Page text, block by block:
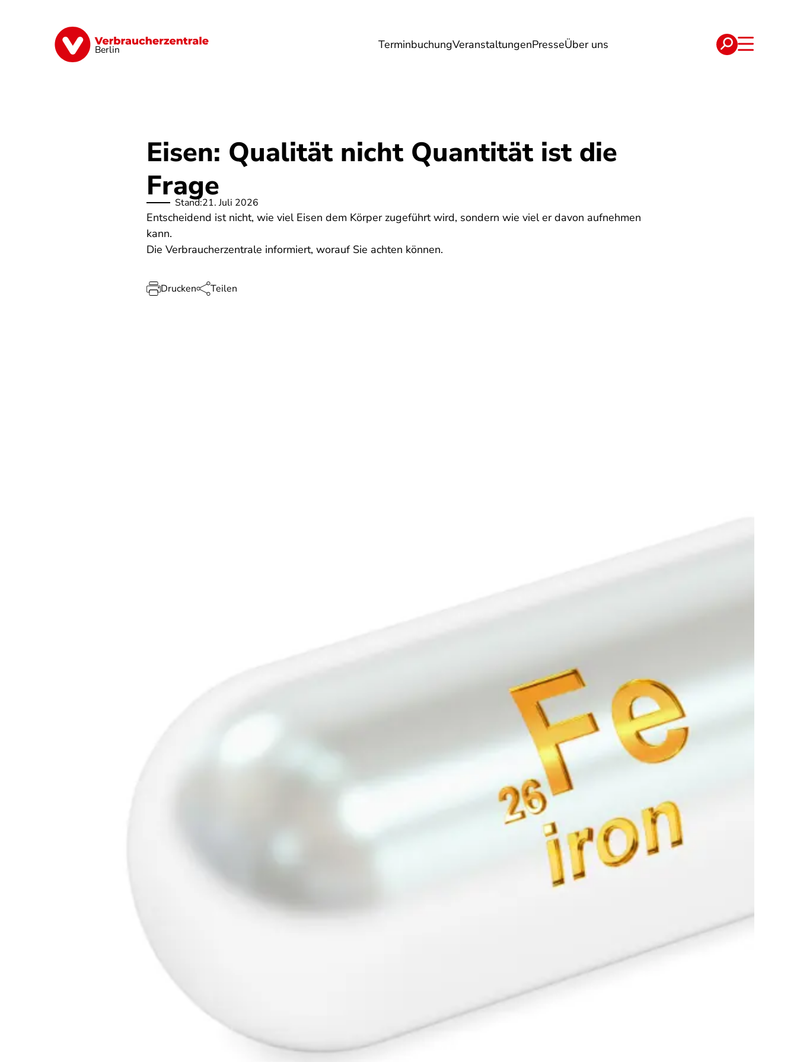
Berlin TerminbuchungVeranstaltungenPresseÜber uns
Finanzen Digitales Lebensmittel Gesundheit Energie Reise Verträge
Eisen: Qualität nicht Quantität ist die
Frage
Stand:21. Juli 2026
Entscheidend ist nicht, wie viel Eisen dem Körper zugeführt wird, sondern wie viel er davon aufnehmen
kann.
Die Verbraucherzentrale informiert, worauf Sie achten können.
Drucken Teilen